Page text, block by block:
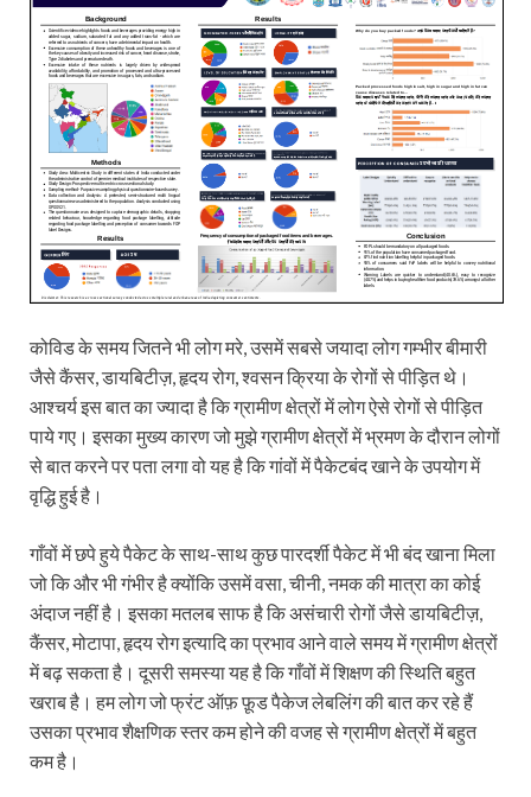
कोविड के समय जितने भी लोग मरे, उसमें सबसे जयादा लोग गम्भीर बीमारी
जैसे कैंसर, डायबि‍टीज़, हृदय रोग, श्‍वसन क्रिया के रोगों से पीड़ित थे।
आश्चर्य इस बात का ज्‍यादा है कि ग्रामीण क्षेत्रों में लोग ऐसे रोगों से पीड़ित
पाये गए। इसका मुख्य कारण जो मुझे ग्रामीण क्षेत्रों में भ्रमण के दौरान लोगों
से बात करने पर पता लगा वो यह है कि गांवों में पैकेटबंद खाने के उपयोग में
वृद्धि हुई है।
गाँवों में छपे हुये पैकेट के साथ-साथ कुछ पारदर्शी पैकेट में भी बंद खाना मिला
जो कि और भी गंभीर है क्योंकि‍ उसमें वसा, चीनी, नमक की मात्रा का कोई
अंदाज नहीं है। इसका मतलब साफ है कि असंचारी रोगों जैसे डायबि‍टीज़,
कैंसर, मोटापा, हृदय रोग इत्यादि‍ का प्रभाव आने वाले समय में ग्रामीण क्षेत्रों
में बढ़ सकता है। दूसरी समस्या यह है कि गाँवों में शिक्षण की स्थि‍ति बहुत
खराब है। हम लोग जो फ्रंट ऑफ़ फ़ूड पैकेज लेबलिंग की बात कर रहे हैं
उसका प्रभाव शैक्षणिक स्तर कम होने की वजह से ग्रामीण क्षेत्रों में बहुत
कम है।